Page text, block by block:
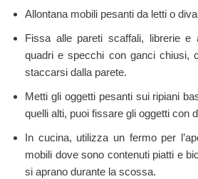
Allontana mobili pesanti da letti o
Fissa alle pareti scaffali, librerie e
quadri e specchi con ganci chiusi,
staccarsi dalla parete.
Metti gli oggetti pesanti sui ripiani
quelli alti, puoi fissare gli oggetti con
In cucina, utilizza un fermo per
mobili dove sono contenuti piatti e
si aprano durante la scossa.